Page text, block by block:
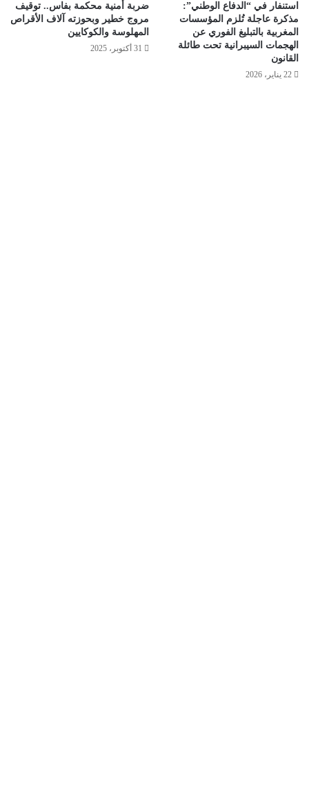
استنفار في “الدفاع الوطني”:
مذكرة عاجلة تُلزم المؤسسات
المغربية بالتبليغ الفوري عن
الهجمات السيبرانية تحت طائلة
القانون
22 يناير، 2026
ضربة أمنية محكمة بفاس.. توقيف
مروج خطير وبحوزته آلاف الأقراص
المهلوسة والكوكايين
31 أكتوبر، 2025